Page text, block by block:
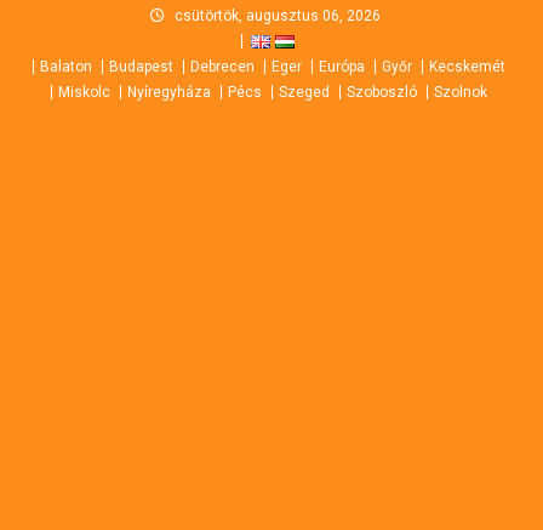
content
csütörtök, augusztus 06, 2026
Balaton Budapest Debrecen Eger Európa Győr
Kecskemét
Miskolc
Nyíregyháza Pécs Szeged Szoboszló Szolnok